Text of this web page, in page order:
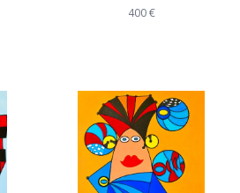
400€